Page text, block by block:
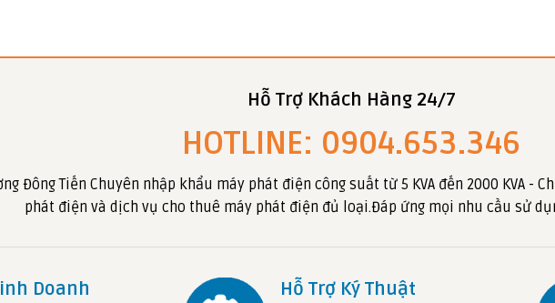
Hỗ Trợ Khách Hàng 24/7
HOTLINE: 0904.653.346
Đông Tiến Chuyên nhập khẩu máy phát điện công suất từ 5 KVA đến 2000 KVA -
phát điện và dịch vụ cho thuê máy phát điện đủ loại.Đáp ứng mọi nhu cầu sử
Doanh Hỗ Trợ Ký Thuật